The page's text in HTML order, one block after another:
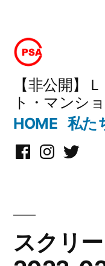
【非公開】
ト・マンシ
HOME 私た
Facebook
Instagram
X
スクリ